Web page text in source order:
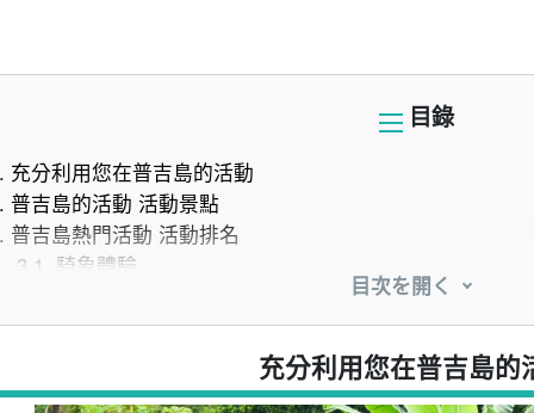
目錄
充分利用您在普吉島的活動
普吉島的活動 活動景點
普吉島熱門活動 活動排名
3.1. 騎象體驗
3.3.浮潛與潛水之旅
3.5.日落晚餐遊船之旅
目次を開く
充分利用您在普吉島的